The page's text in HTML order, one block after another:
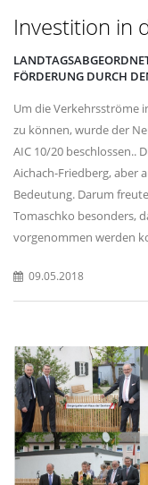
Investition in
FÖRDERUNG DURCH
Um die Verkehrsströme
zu können, wurde der
AIC 10/20 beschlossen..
Aichach-Friedberg, aber
Bedeutung. Darum
Tomaschko besonders,
vorgenommen werden
09.05.2018